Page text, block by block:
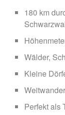
180 km
Wälder,
Kleine
Perfekt als